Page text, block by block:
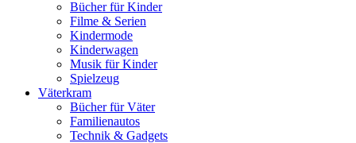
Bücher für Kinder
Filme & Serien
Kindermode
Kinderwagen
Musik für Kinder
Spielzeug
Väterkram
Bücher für Väter
Familienautos
Technik & Gadgets